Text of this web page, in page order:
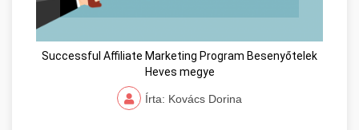
Successful Affiliate Marketing Program Besenyőtelek
Heves megye
Írta: Kovács Dorina